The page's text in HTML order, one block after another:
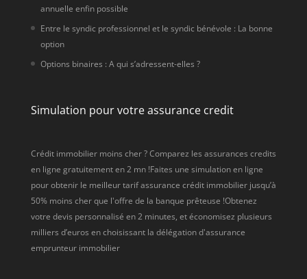
annuelle enfin possible
Entre le syndic professionnel et le syndic bénévole : La bonne
option
Options binaires : A qui s’adressent-elles ?
Simulation pour votre assurance credit
Crédit immobilier moins cher ? Comparez les assurances credits
en ligne gratuitement en 2 mn !Faites une simulation en ligne
pour obtenir le meilleur tarif assurance crédit immobilier jusqu’à
50% moins cher que l'offre de la banque prêteuse !Obtenez
votre devis personnalisé en 2 minutes, et économisez plusieurs
milliers d’euros en choisissant la délégation d'assurance
emprunteur immobilier